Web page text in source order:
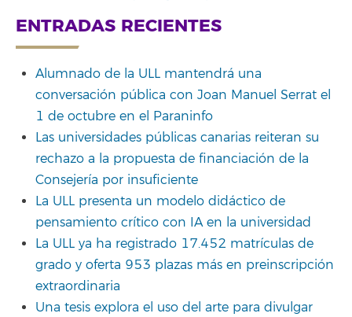
ENTRADAS RECIENTES
Alumnado de la ULL mantendrá una
conversación pública con Joan Manuel Serrat el
1 de octubre en el Paraninfo
Las universidades públicas canarias reiteran su
rechazo a la propuesta de financiación de la
Consejería por insuficiente
La ULL presenta un modelo didáctico de
pensamiento crítico con IA en la universidad
La ULL ya ha registrado 17.452 matrículas de
grado y oferta 953 plazas más en preinscripción
extraordinaria
Una tesis explora el uso del arte para divulgar